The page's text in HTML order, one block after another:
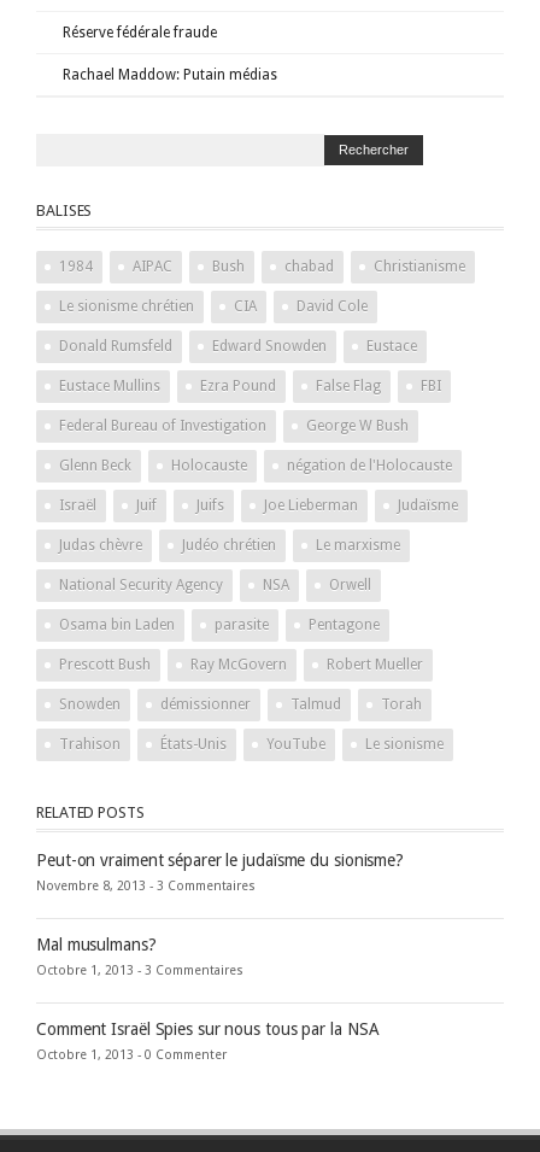
Réserve fédérale fraude
Rachael Maddow: Putain médias
BALISES
1984 AIPAC Bush chabad Christianisme
Le sionisme chrétien CIA David Cole
Donald Rumsfeld Edward Snowden Eustace
Eustace Mullins Ezra Pound False Flag FBI
Federal Bureau of Investigation George W Bush
Glenn Beck Holocauste négation de l'Holocauste
Israël Juif Juifs Joe Lieberman Judaïsme
Judas chèvre Judéo chrétien Le marxisme
National Security Agency NSA Orwell
Osama bin Laden parasite Pentagone
Prescott Bush Ray McGovern Robert Mueller
Snowden démissionner Talmud Torah
Trahison États-Unis YouTube Le sionisme
RELATED POSTS
Peut-on vraiment séparer le judaïsme du sionisme?
Novembre 8, 2013 - 3 Commentaires
Mal musulmans?
Octobre 1, 2013 - 3 Commentaires
Comment Israël Spies sur nous tous par la NSA
Octobre 1, 2013 - 0 Commenter